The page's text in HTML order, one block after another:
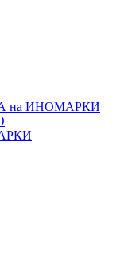
на ИНОМАРКИ